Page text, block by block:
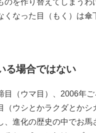
なった目（もく）は
る場合ではない
（ウマ目）、2006年
（ウシとかラクダとか
進化の歴史の中でお